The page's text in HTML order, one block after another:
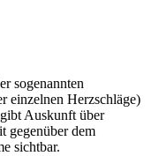
sogenannten
einzelnen Herzschläge)
Auskunft über
gegenüber dem
sichtbar.